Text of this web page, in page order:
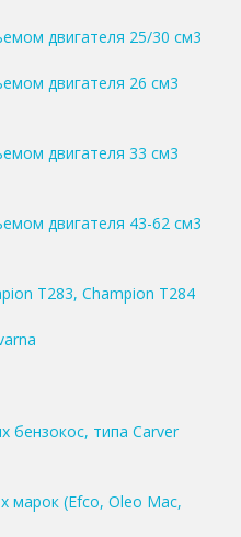
двигателя 25/30 см3
двигателя 26 см3
двигателя 33 см3
двигателя 43-62 см3
T283, Champion T284
бензокос, типа Carver
марок (Efco, Oleo Mac,